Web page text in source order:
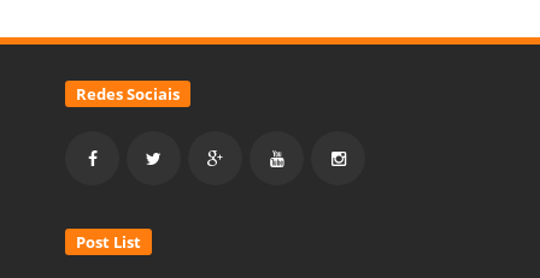
Redes Sociais
Post List